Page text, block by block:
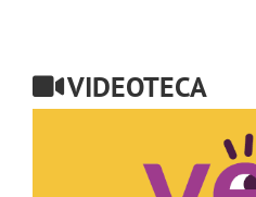
VIDEOTECA